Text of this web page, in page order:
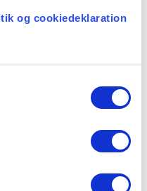
og cookiedeklaration